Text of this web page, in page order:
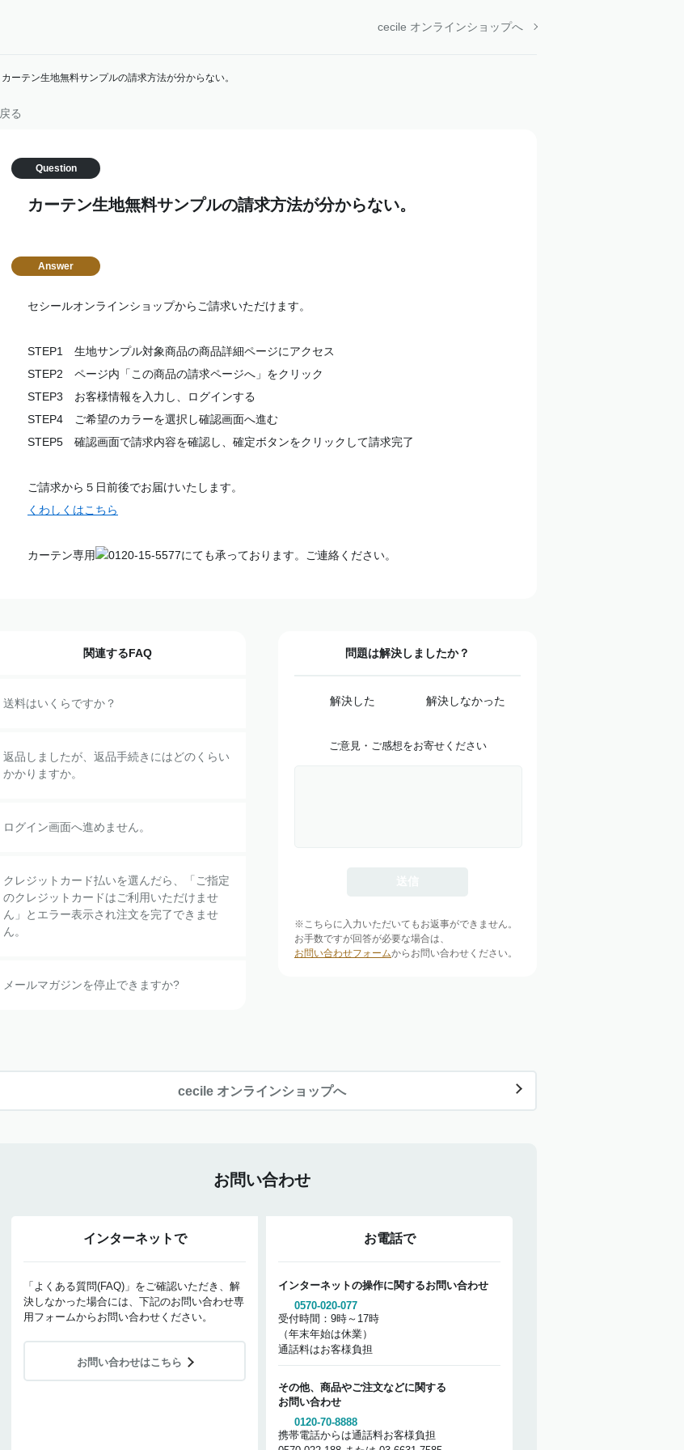
cecile オンラインショップへ
カーテン生地無料サンプルの請求方法が分からない。
戻る
カーテン生地無料サンプルの請求方法が分からない。
セシールオンラインショップからご請求いただけます。
STEP1 生地サンプル対象商品の商品詳細ページにアクセス
STEP2 ページ内「この商品の請求ページへ」をクリック
STEP3 お客様情報を入力し、ログインする
STEP4 ご希望のカラーを選択し確認画面へ進む
STEP5 確認画面で請求内容を確認し、確定ボタンをクリックして請求完了
ご請求から５日前後でお届けいたします。
くわしくはこちら
カーテン専用 0120-15-5577にても承っております。ご連絡ください。
関連するFAQ
送料はいくらですか？
返品しましたが、返品手続きにはどのくらい
かかりますか。
ログイン画面へ進めません。
クレジットカード払いを選んだら、「ご指定
のクレジットカードはご利用いただけませ
ん」とエラー表示され注文を完了できませ
ん。
メールマガジンを停止できますか?
問題は解決しましたか？
解決した 解決しなかった
ご意見・ご感想をお寄せください
※こちらに入力いただいてもお返事ができません。
お手数ですが回答が必要な場合は、
お問い合わせフォームからお問い合わせください。
cecile オンラインショップへ
お問い合わせ
インターネットで
「よくある質問(FAQ)」をご確認いただき、解
決しなかった場合には、下記のお問い合わせ専
用フォームからお問い合わせください。
お問い合わせはこちら
お電話で
インターネットの操作に関するお問い合わせ
0570-020-077
受付時間：9時～17時
（年末年始は休業）
通話料はお客様負担
その他、商品やご注文などに関する
お問い合わせ
0120-70-8888
携帯電話からは通話料お客様負担